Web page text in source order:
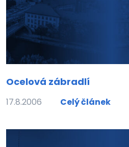
Ocelová zábradlí
17.8.2006 Celý článek